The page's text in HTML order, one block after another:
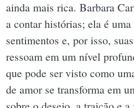
ainda mais rica. Barbara
a contar histórias; ela é
sentimentos e, por isso,
ressoam em um nível
que pode ser visto como
de amor se transforma em